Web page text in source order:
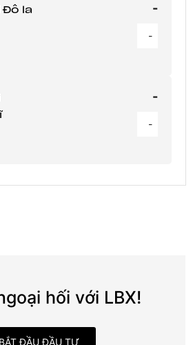
Đô la
-
-
-
-
hối với LBX!
BẮT ĐẦU ĐẦU TƯ